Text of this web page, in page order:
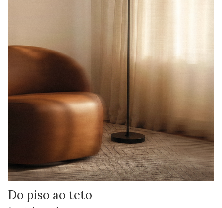
Do piso ao teto